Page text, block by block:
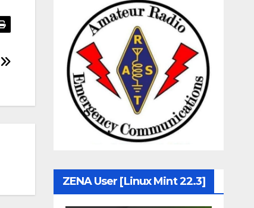
ZENA User [Linux Mint 22.3]